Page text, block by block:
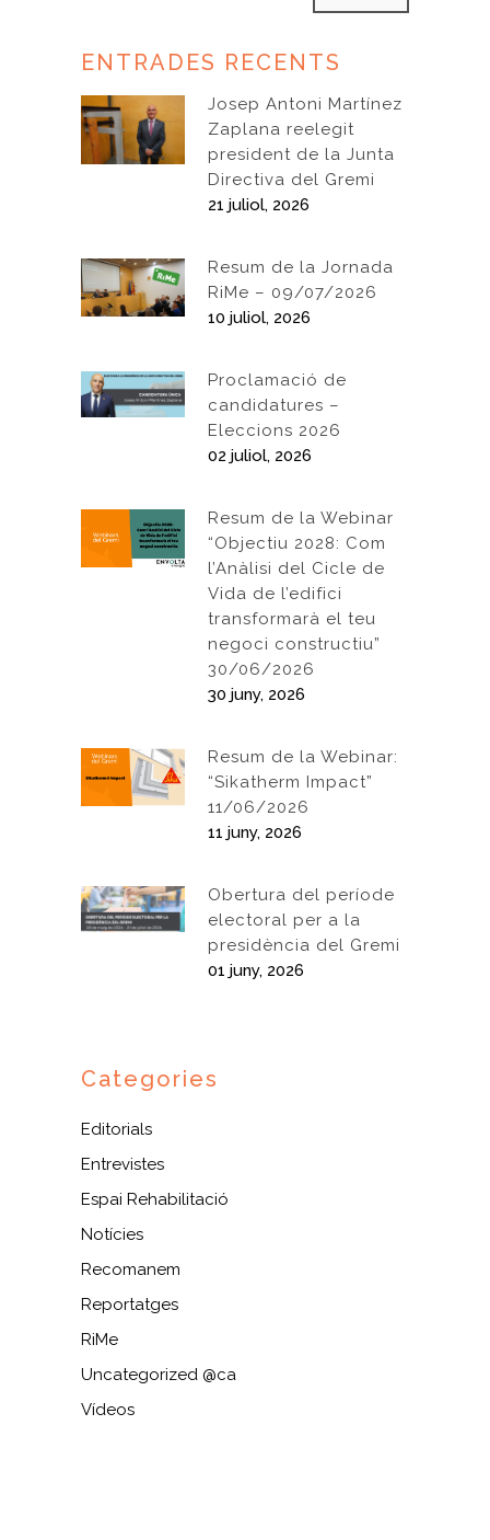
ENTRADES RECENTS
Josep Antoni Martínez
Zaplana reelegit
president de la Junta
Directiva del Gremi
21 juliol, 2026
Resum de la Jornada
RiMe – 09/07/2026
10 juliol, 2026
Proclamació de
candidatures –
Eleccions 2026
02 juliol, 2026
Resum de la Webinar
“Objectiu 2028: Com
l’Anàlisi del Cicle de
Vida de l’edifici
transformarà el teu
negoci constructiu”
30/06/2026
30 juny, 2026
Resum de la Webinar:
“Sikatherm Impact”
11/06/2026
11 juny, 2026
Obertura del període
electoral per a la
presidència del Gremi
01 juny, 2026
Categories
Editorials
Entrevistes
Espai Rehabilitació
Notícies
Recomanem
Reportatges
RiMe
Uncategorized @ca
Vídeos